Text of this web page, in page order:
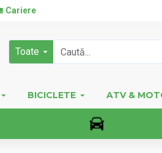
Cariere
Toate
BICICLETE ATV &